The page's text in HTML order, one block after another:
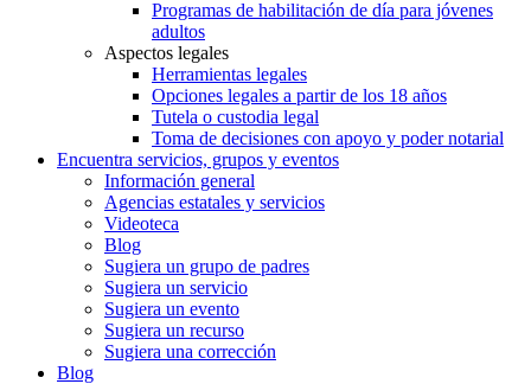
Programas de habilitación de día para jóvenes
adultos
Aspectos legales
Herramientas legales
Opciones legales a partir de los 18 años
Tutela o custodia legal
Toma de decisiones con apoyo y poder notarial
Encuentra servicios, grupos y eventos
Información general
Agencias estatales y servicios
Videoteca
Blog
Sugiera un grupo de padres
Sugiera un servicio
Sugiera un evento
Sugiera un recurso
Sugiera una corrección
Blog